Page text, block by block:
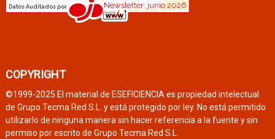
COPYRIGHT
©1999-2025 El material de ESEFICIENCIA es propiedad intelectual
de Grupo Tecma Red S.L. y está protegido por ley. No está permitido
utilizarlo de ninguna manera sin hacer referencia a la fuente y sin
permiso por escrito de Grupo Tecma Red S.L.